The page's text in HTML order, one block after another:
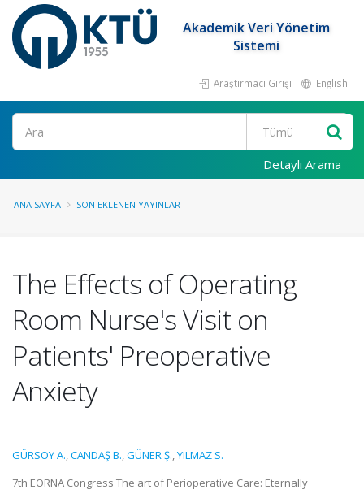
Akademik Veri Yönetim
Sistemi
Araştırmacı Girişi English
Ara
Detaylı Arama
ANA SAYFA SON EKLENEN YAYINLAR
The Effects of Operating
Room Nurse's Visit on
Patients' Preoperative
Anxiety
GÜRSOY A.,CANDAŞ B.,GÜNER Ş.,YILMAZ S.
7th EORNA Congress The art of Perioperative Care: Eternally